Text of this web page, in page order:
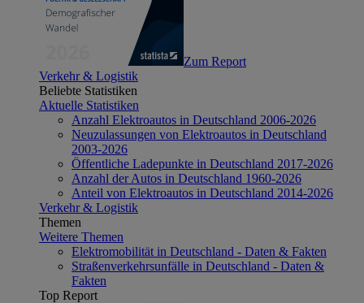
Zum Report
Verkehr & Logistik
Beliebte Statistiken
Aktuelle Statistiken
Anzahl Elektroautos in Deutschland 2006-2026
Neuzulassungen von Elektroautos in Deutschland
2003-2026
Öffentliche Ladepunkte in Deutschland 2017-2026
Anzahl der Autos in Deutschland 1960-2026
Anteil von Elektroautos in Deutschland 2014-2026
Verkehr & Logistik
Themen
Weitere Themen
Elektromobilität in Deutschland - Daten & Fakten
Straßenverkehrsunfälle in Deutschland - Daten &
Fakten
Top Report